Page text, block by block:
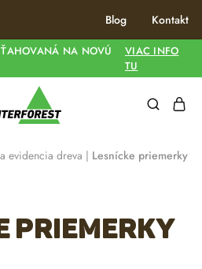
Blog Kontakt
NA NOVÚ
VIAC INFO
TU
evidencia dreva | Lesnícke priemerky
priemerky